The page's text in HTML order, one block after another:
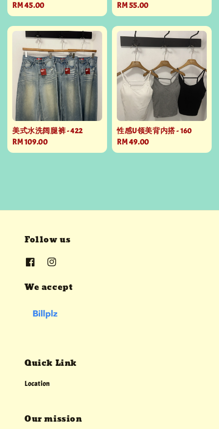
Regular
price
RM 45.00
Regular
price
RM 55.00
美式水洗阔腿裤 - 422
Regular
price
RM 109.00
性感U领美背内搭 - 160
Regular
price
RM 49.00
Follow us
We accept
Quick Link
Location
Our mission